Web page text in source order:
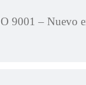
9001 – Nuevo